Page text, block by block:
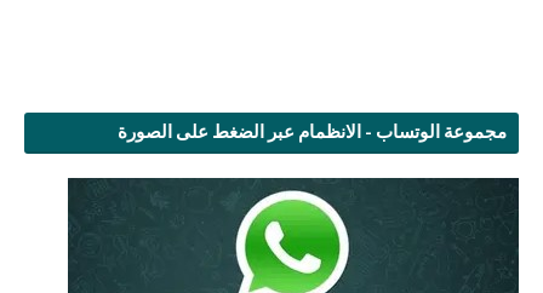
مجموعة الوتساب - الانظمام عبر الضغط على الصورة